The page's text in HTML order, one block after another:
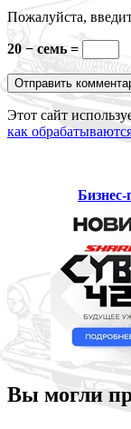
Пожалуйста,
20 − семь =
Этот сайт
как
Вы могли